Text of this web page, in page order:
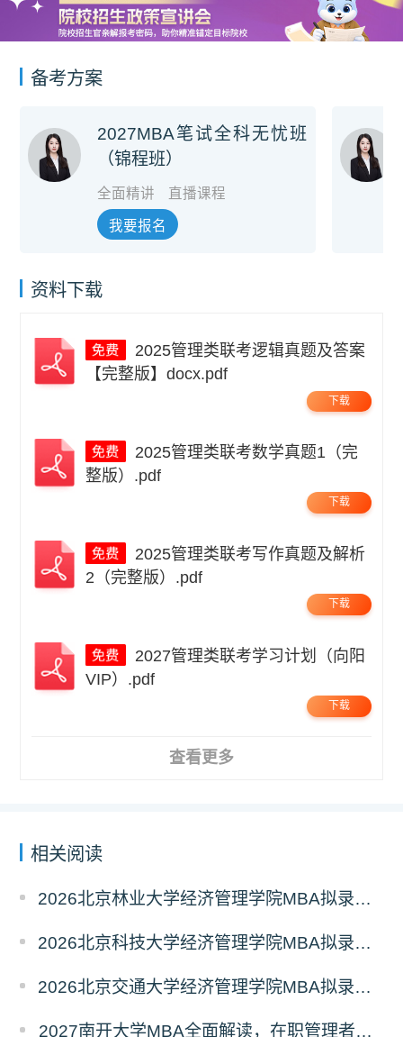
备考方案
2027MBA笔试全科无忧班
（锦程班）
全面精讲 直播课程
我要报名
资料下载
【完整版】docx.pdf
下载
整版）.pdf
下载
2（完整版）.pdf
下载
VIP）.pdf
下载
查看更多
相关阅读
2026北京林业大学经济管理学院MBA拟录取分析解读
2026北京科技大学经济管理学院MBA拟录取分析解读
2026北京交通大学经济管理学院MBA拟录取分析解读
2027南开大学MBA全面解读，在职管理者择校优选